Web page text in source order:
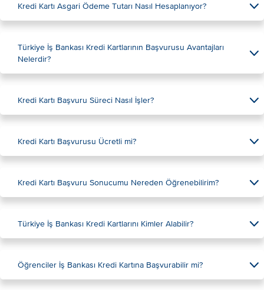
Kredi Kartı Asgari Ödeme Tutarı Nasıl Hesaplanıyor?
Türkiye İş Bankası Kredi Kartlarının Başvurusu Avantajları
Nelerdir?
Kredi Kartı Başvuru Süreci Nasıl İşler?
Kredi Kartı Başvurusu Ücretli mi?
Kredi Kartı Başvuru Sonucumu Nereden Öğrenebilirim?
Türkiye İş Bankası Kredi Kartlarını Kimler Alabilir?
Öğrenciler İş Bankası Kredi Kartına Başvurabilir mi?